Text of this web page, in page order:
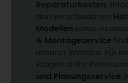
Reparaturkosten.
den verschiedenen
Modellen sowie zu
& Montageservice
unserer Website. Für
Fragen steht Ihnen
und Planungsservice